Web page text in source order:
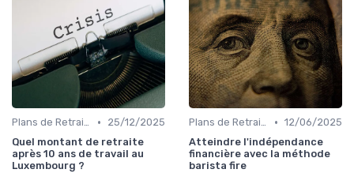
Plans de Retraite et Pensions •
25/12/2025
Quel montant de retraite
après 10 ans de travail au
Luxembourg ?
Plans de Retraite et Pensions • 12/06/2025
Atteindre l'indépendance
financière avec la méthode
barista fire